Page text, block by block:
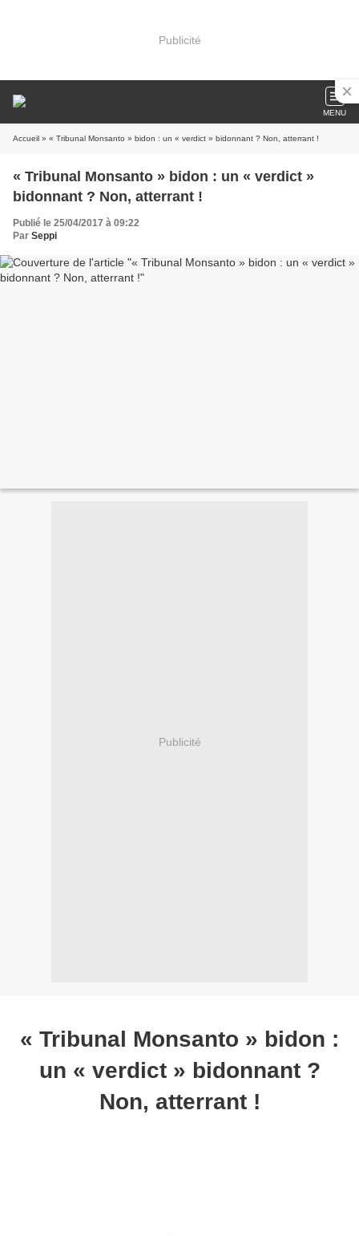
Publicité
MENU
Accueil » « Tribunal Monsanto » bidon : un « verdict » bidonnant ? Non, atterrant !
« Tribunal Monsanto » bidon : un « verdict »
bidonnant ? Non, atterrant !
Publié le 25/04/2017 à 09:22
Par Seppi
Publicité
« Tribunal Monsanto » bidon :
un « verdict » bidonnant ?
Non, atterrant !